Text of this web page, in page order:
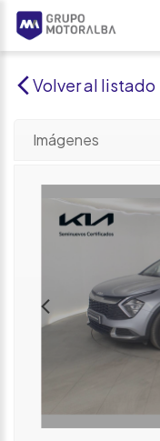
Volver al listado
Imágenes